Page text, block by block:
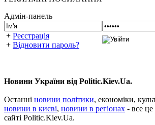
Адмін-панель
+ Реєстрація
+ Відновити пароль?
Новини України від Politic.Kiev.Ua.
Останні новини політики, економіки,
новини в києві, новини в регіонах - все
сайті Politic.Kiev.Ua.